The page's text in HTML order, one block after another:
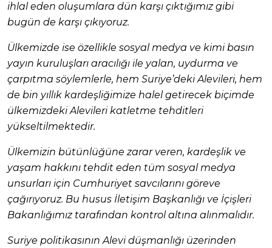
ihlal eden oluşumlara dün karşı çıktığımız gibi
bugün de karşı çıkıyoruz.
Ülkemizde ise özellikle sosyal medya ve kimi basın
yayın kuruluşları aracılığı ile yalan, uydurma ve
çarpıtma söylemlerle, hem Suriye’deki Alevileri, hem
de bin yıllık kardeşliğimize halel getirecek biçimde
ülkemizdeki Alevileri katletme tehditleri
yükseltilmektedir.
Ülkemizin bütünlüğüne zarar veren, kardeşlik ve
yaşam hakkını tehdit eden tüm sosyal medya
unsurları için Cumhuriyet savcılarını göreve
çağırıyoruz. Bu husus İletişim Başkanlığı ve İçişleri
Bakanlığımız tarafından kontrol altına alınmalıdır.
Suriye politikasının Alevi düşmanlığı üzerinden